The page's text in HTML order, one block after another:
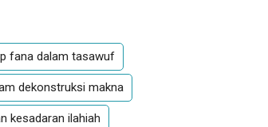
fana dalam tasawuf
dekonstruksi makna
kesadaran ilahiah